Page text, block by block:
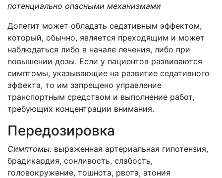
потенциально опасными механизмами
Допегит может обладать седативным эффектом,
который, обычно, является преходящим и может
наблюдаться либо в начале лечения, либо при
повышении дозы. Если у пациентов развиваются
симптомы, указывающие на развитие седативного
эффекта, то им запрещено управление
транспортным средством и выполнение работ,
требующих концентрации внимания.
Передозировка
Симптомы: выраженная артериальная гипотензия,
брадикардия, сонливость, слабость,
головокружение, тошнота, рвота, атония